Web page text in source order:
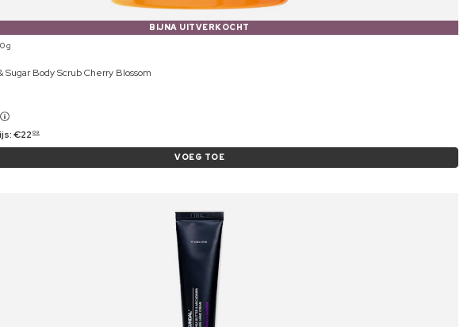
BIJNA UITVERKOCHT
g
Sugar Body Scrub Cherry Blossom
€22 09
VOEG TOE